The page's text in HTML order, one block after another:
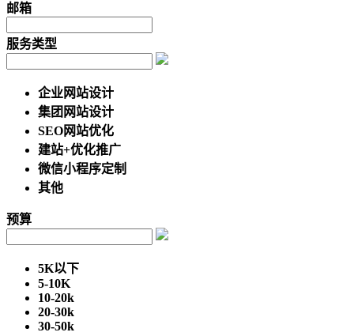
邮箱
服务类型
企业网站设计
集团网站设计
SEO网站优化
建站+优化推广
微信小程序定制
其他
预算
5K以下
5-10K
10-20k
20-30k
30-50k